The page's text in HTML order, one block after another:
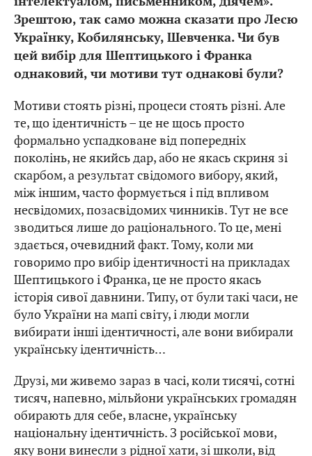
Зрештою, так само можна сказати про Лесю
Українку, Кобилянську, Шевченка. Чи був
цей вибір для Шептицького і Франка
однаковий, чи мотиви тут однакові були?
Мотиви стоять різні, процеси стоять різні. Але
те, що ідентичність – це не щось просто
формально успадковане від попередніх
поколінь, не якийсь дар, або не якась скриня зі
скарбом, а результат свідомого вибору, який,
між іншим, часто формується і під впливом
несвідомих, позасвідомих чинників. Тут не все
зводиться лише до раціонального. То це, мені
здається, очевидний факт. Тому, коли ми
говоримо про вибір ідентичності на прикладах
Шептицького і Франка, це не просто якась
історія сивої давнини. Типу, от були такі часи, не
було України на мапі світу, і люди могли
вибирати інші ідентичності, але вони вибирали
українську ідентичність…
Друзі, ми живемо зараз в часі, коли тисячі, сотні
тисяч, напевно, мільйони українських громадян
обирають для себе, власне, українську
національну ідентичність. З російської мови,
яку вони винесли з рідної хати, зі школи, від